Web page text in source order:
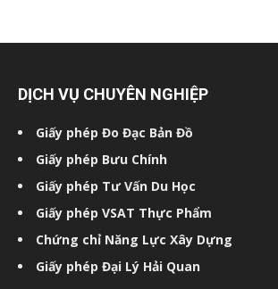
DỊCH VỤ CHUYÊN NGHIỆP
Giấy phép Đo Đạc Bản Đồ
Giấy phép Bưu Chính
Giấy phép Tư Vấn Du Học
Giấy phép VSAT Thực Phẩm
Chứng chỉ Năng Lực Xây Dựng
Giấy phép Đại Lý Hải Quan